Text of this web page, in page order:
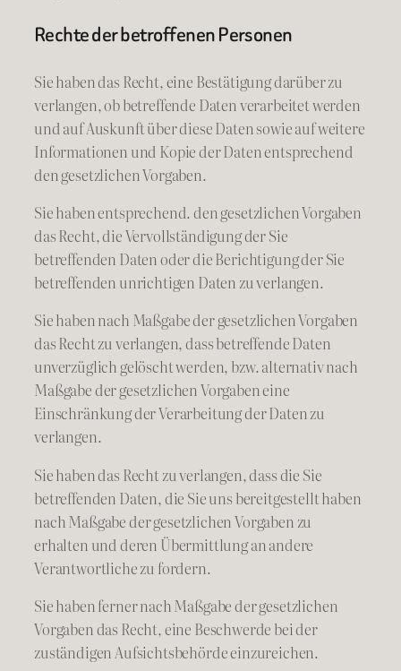
Rechte der betroffenen Personen
Sie haben das Recht, eine Bestätigung darüber zu
verlangen, ob betreffende Daten verarbeitet werden
und auf Auskunft über diese Daten sowie auf weitere
Informationen und Kopie der Daten entsprechend
den gesetzlichen Vorgaben.
Sie haben entsprechend. den gesetzlichen Vorgaben
das Recht, die Vervollständigung der Sie
betreffenden Daten oder die Berichtigung der Sie
betreffenden unrichtigen Daten zu verlangen.
Sie haben nach Maßgabe der gesetzlichen Vorgaben
das Recht zu verlangen, dass betreffende Daten
unverzüglich gelöscht werden, bzw. alternativ nach
Maßgabe der gesetzlichen Vorgaben eine
Einschränkung der Verarbeitung der Daten zu
verlangen.
Sie haben das Recht zu verlangen, dass die Sie
betreffenden Daten, die Sie uns bereitgestellt haben
nach Maßgabe der gesetzlichen Vorgaben zu
erhalten und deren Übermittlung an andere
Verantwortliche zu fordern.
Sie haben ferner nach Maßgabe der gesetzlichen
Vorgaben das Recht, eine Beschwerde bei der
zuständigen Aufsichtsbehörde einzureichen.